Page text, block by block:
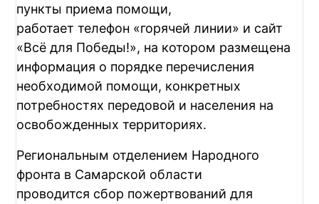
пункты приема помощи,
работает телефон «горячей линии» и сайт
«Всё для Победы!», на котором размещена
информация о порядке перечисления
необходимой помощи, конкретных
потребностях передовой и населения на
освобожденных территориях.
Региональным отделением Народного
фронта в Самарской области
проводится сбор пожертвований для